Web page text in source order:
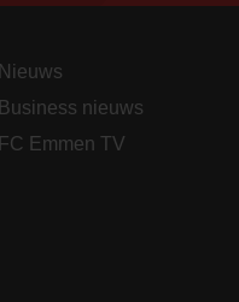
Nieuws
Business nieuws
FC Emmen TV